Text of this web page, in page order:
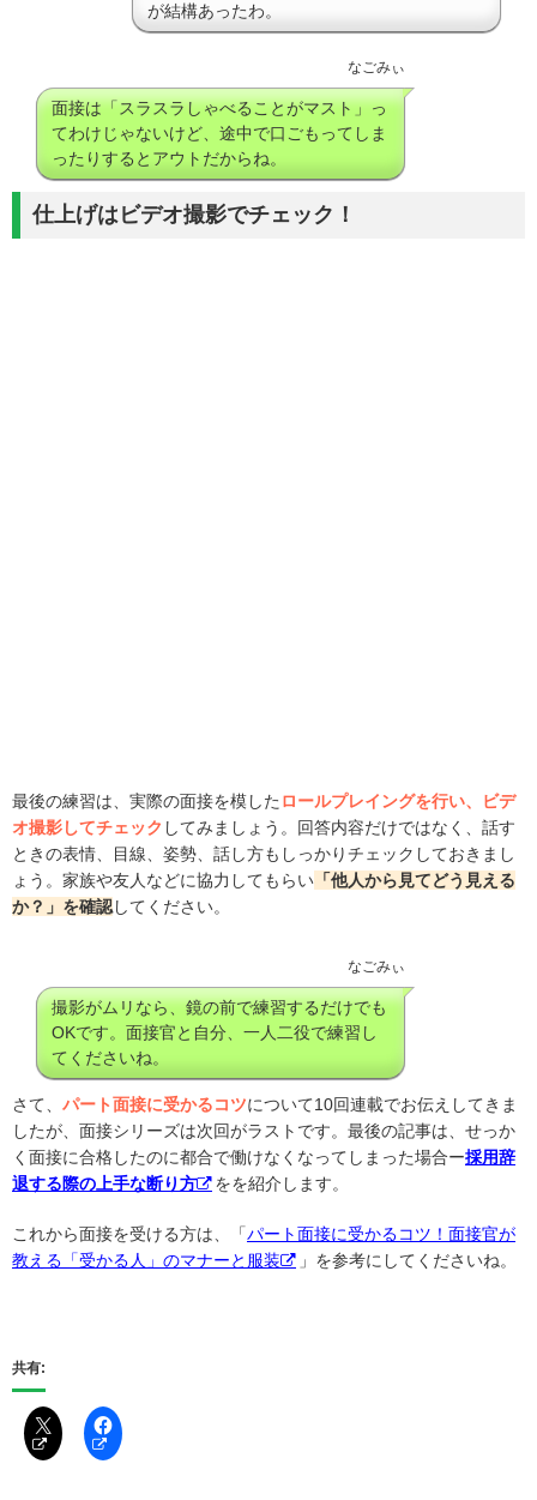
が結構あったわ。
なごみぃ
面接は「スラスラしゃべることがマスト」っ
てわけじゃないけど、途中で口ごもってしま
ったりするとアウトだからね。
仕上げはビデオ撮影でチェック！
最後の練習は、実際の面接を模した ロールプレイングを行い、ビデ
オ撮影してチェック してみましょう。回答内容だけではなく、話す
ときの表情、目線、姿勢、話し方もしっかりチェックしておきまし
ょう。家族や友人などに協力してもらい 「他人から見てどう見える
か？」を確認してください。
なごみぃ
撮影がムリなら、鏡の前で練習するだけでも
OKです。面接官と自分、一人二役で練習し
てくださいね。
さて、 パート面接に受かるコツについて10回連載でお伝えしてきま
したが、面接シリーズは次回がラストです。最後の記事は、せっか
く面接に合格したのに都合で働けなくなってしまった場合ー採用辞
退する際の上手な断り方
をを紹介します。
これから面接を受ける方は、「パート面接に受かるコツ！面接官が
教える「受かる人」のマナーと服装
」を参考にしてくださいね。
共有: